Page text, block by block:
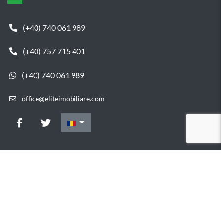
(+40) 740 061 989
(+40) 757 715 401
(+40) 740 061 989
office@eliteimobiliare.com